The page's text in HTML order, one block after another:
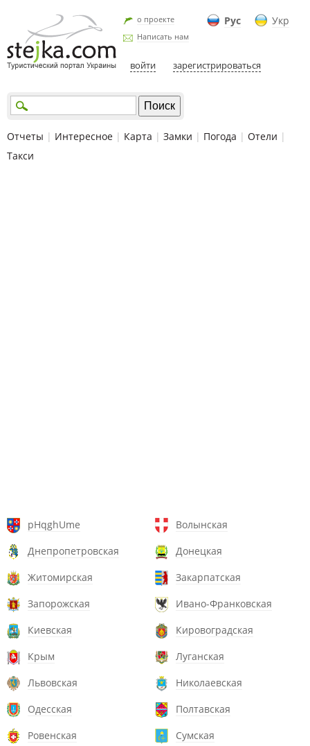
Рус Укр
о проекте
Написать нам
войти зарегистрироваться
Отчеты | Интересное | Карта | Замки | Погода | Отели |
Такси
pHqghUme
Волынская
Днепропетровская
Донецкая
Житомирская
Закарпатская
Запорожская
Ивано-Франковская
Киевская
Кировоградская
Крым
Луганская
Львовская
Николаевская
Одесская
Полтавская
Ровенская
Сумская